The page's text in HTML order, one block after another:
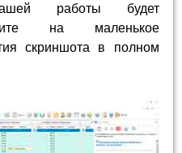
вашей работы будет
на маленькое
скриншота в полном